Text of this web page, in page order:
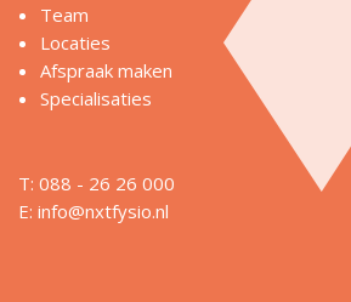
Team
Locaties
Afspraak maken
Specialisaties
T: 088 - 26 26 000
E: info@nxtfysio.nl